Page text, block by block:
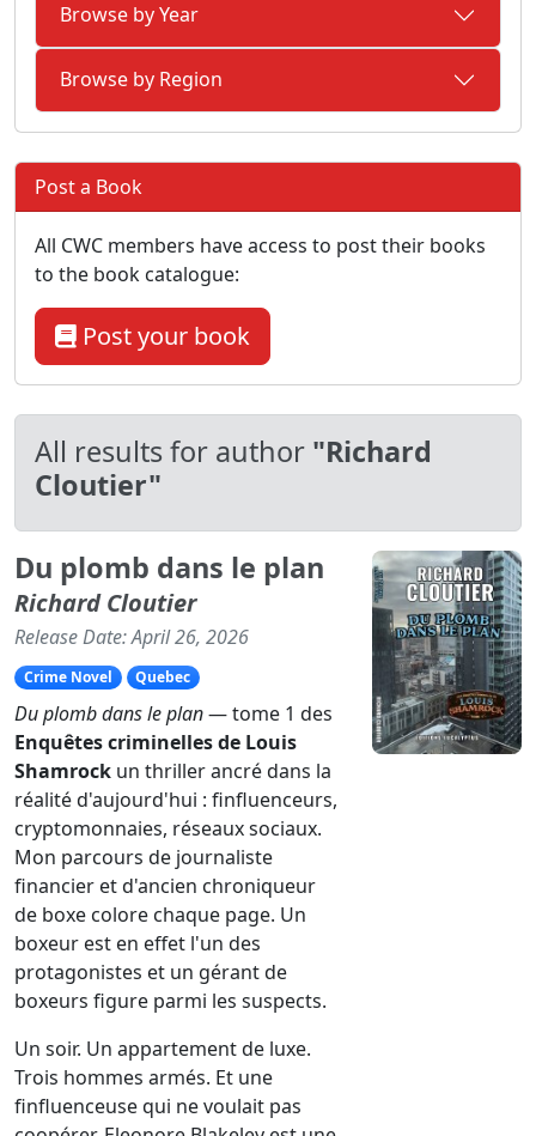
All results for author "Richard
Cloutier"
Du plomb dans le plan
Richard Cloutier
Release Date: April 26, 2026
Crime Novel Quebec
Du plomb dans le plan— tome 1 des
Enquêtes criminelles de Louis
Shamrock un thriller ancré dans la
réalité d'aujourd'hui : finfluenceurs,
cryptomonnaies, réseaux sociaux.
Mon parcours de journaliste
financier et d'ancien chroniqueur
de boxe colore chaque page. Un
boxeur est en effet l'un des
protagonistes et un gérant de
boxeurs figure parmi les suspects.
Un soir. Un appartement de luxe.
Trois hommes armés. Et une
finfluenceuse qui ne voulait pas
Browse by Year
Browse by Region
Post a Book
All CWC members have access to post their books
to the book catalogue:
Post your book